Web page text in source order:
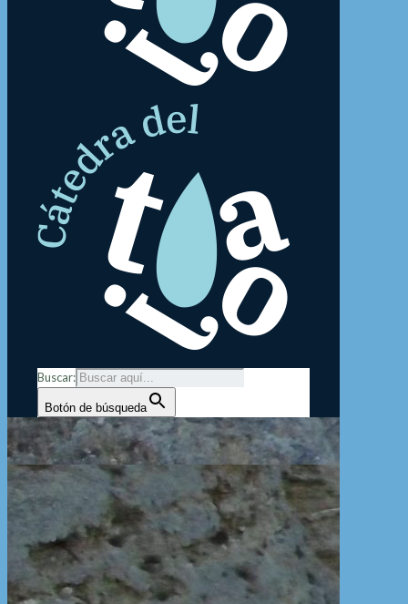
Buscar:
Botón de búsqueda